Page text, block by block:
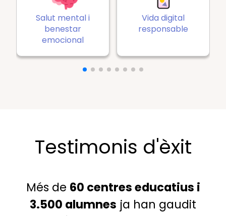
Salut mental i
benestar
emocional
Vida digital
responsable
Testimonis d'èxit
Més de 60 centres educatius i
3.500 alumnes ja han gaudit